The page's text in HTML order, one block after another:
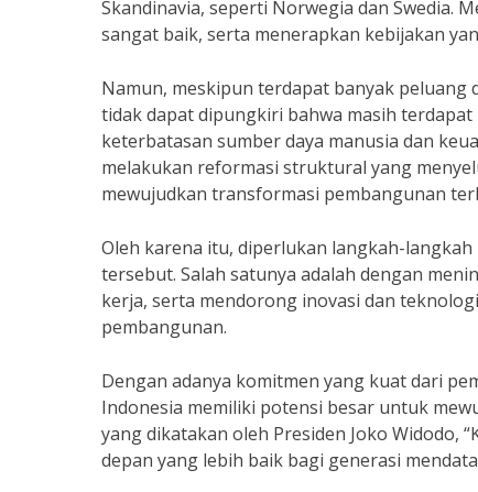
Skandinavia, seperti Norwegia dan Swedia.
sangat baik, serta menerapkan kebijakan
Namun, meskipun terdapat banyak
tidak dapat dipungkiri bahwa masih
keterbatasan sumber daya manusia dan
melakukan reformasi struktural yang
mewujudkan transformasi pembangunan
Oleh karena itu, diperlukan langkah-
tersebut. Salah satunya adalah dengan
kerja, serta mendorong inovasi dan
pembangunan.
Dengan adanya komitmen yang kuat dari
Indonesia memiliki potensi besar untuk
yang dikatakan oleh Presiden Joko Widodo,
depan yang lebih baik bagi generasi